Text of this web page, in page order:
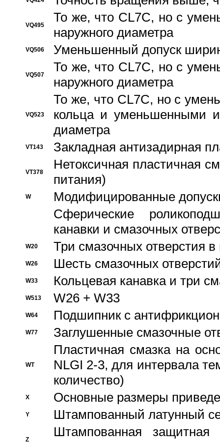
VQ495
То же, что CL7C, но с
наружного диаметра
VQ506 Уменьшенный допуск
VQ507
То же, что CL7C, но с
наружного диаметра
VQ523
То же, что CL7C, но с
кольца и уменьшенными
диаметра
VT143 Закладная антизадирная
VT378
Нетоксичная пластичная
питания)
W
Модифицированные
Сферические
канавки и смазочных
W20 Три смазочных отверстия
W26 Шесть смазочных
W33 Кольцевая канавка и три
W513 W26 + W33
W64 Подшипник с
W77 Заглушенные смазочные
WT
Пластичная смазка на
NLGI 2-3, для интервала
количество)
X Основные размеры
Y Штампованный латунный
Z
Штампованная